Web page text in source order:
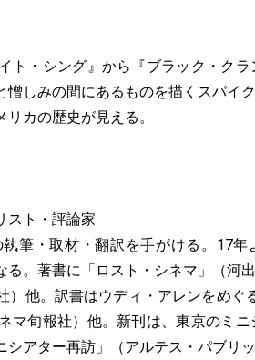
ト・シング』から『ブラック・クラ
しみの間にあるものを描くスパイ
カの歴史が見える。
スト・評論家
筆・取材・翻訳を手がける。17年
る。著書に「ロスト・シネマ」（河
）他。訳書はウディ・アレンをめぐ
マ旬報社）他。新刊は、東京のミ
シアター再訪」（アルテス・パブリ